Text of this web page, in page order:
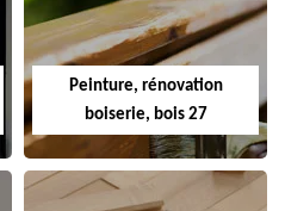
Peinture, rénovation
boiserie, bois 27